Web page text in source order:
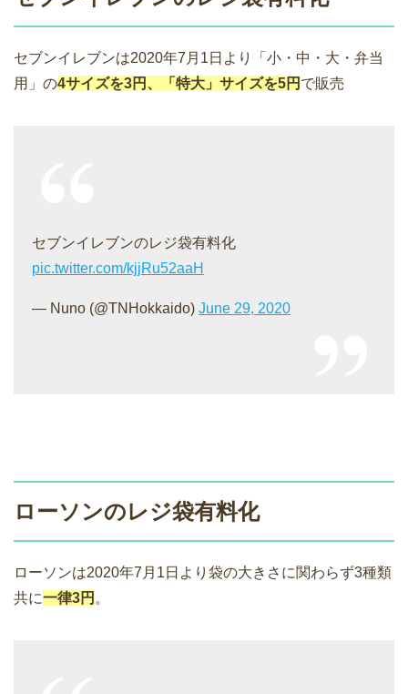
セブンイレブンは2020年7月1日より「小・中・大・弁当
用」の4サイズを3円、「特大」サイズを5円 で販売
セブンイレブンのレジ袋有料化
pic.twitter.com/kjjRu52aaH
— Nuno (@TNHokkaido) June 29, 2020
ローソンのレジ袋有料化
ローソンは2020年7月1日より袋の大きさに関わらず3種類
共に一律3円 。